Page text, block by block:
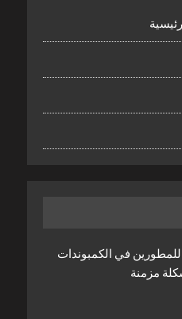
للمطورين في الكمبوندات
مزمنة